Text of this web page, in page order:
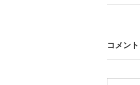
コメント